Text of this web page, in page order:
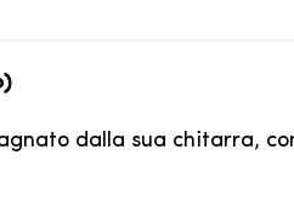
dalla sua chitarra,